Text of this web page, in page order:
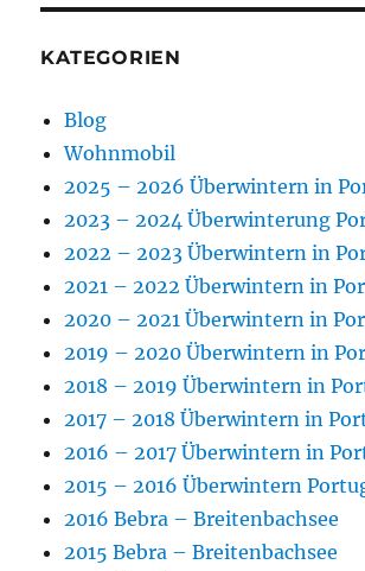
KATEGORIEN
Blog
Wohnmobil
2025 – 2026 Überwintern in
2023 – 2024 Überwinterung
2022 – 2023 Überwintern in
2021 – 2022 Überwintern in
2020 – 2021 Überwintern in
2019 – 2020 Überwintern in
2018 – 2019 Überwintern in
2017 – 2018 Überwintern in
2016 – 2017 Überwintern in
2015 – 2016 Überwintern
2016 Bebra – Breitenbachsee
2015 Bebra – Breitenbachsee